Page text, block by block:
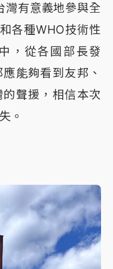
灣有意義地參與全
各種WHO技術性
，從各國部長發
能夠看到友邦、
聲援，相信本次
。